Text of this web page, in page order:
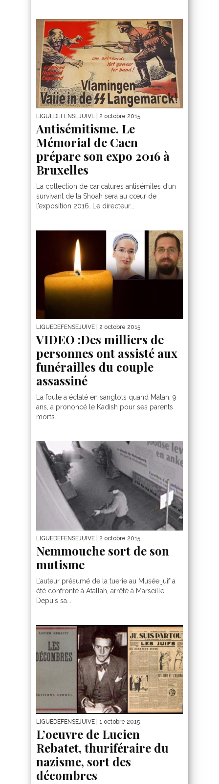
LIGUEDEFENSEJUIVE | 2 octobre 2015
Antisémitisme. Le
Mémorial de Caen
prépare son expo 2016 à
Bruxelles
La collection de caricatures antisémites d’un
survivant de la Shoah sera au cœur de
l’exposition 2016. Le directeur...
LIGUEDEFENSEJUIVE | 2 octobre 2015
VIDEO :Des milliers de
personnes ont assisté aux
funérailles du couple
assassiné
La foule a éclaté en sanglots quand Matan, 9
ans, a prononcé le Kadish pour ses parents
morts...
LIGUEDEFENSEJUIVE | 2 octobre 2015
Nemmouche sort de son
mutisme
L’auteur présumé de la tuerie au Musée juif a
été confronté à Atallah, arrêté à Marseille.
Depuis sa...
LIGUEDEFENSEJUIVE | 1 octobre 2015
L’oeuvre de Lucien
Rebatet, thuriféraire du
nazisme, sort des
décombres